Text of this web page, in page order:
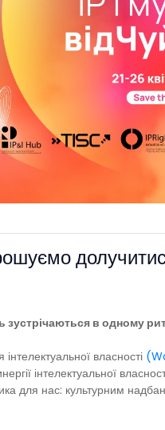
зустрічаються в одному
власності
інтелектуальної
для нас: культурним